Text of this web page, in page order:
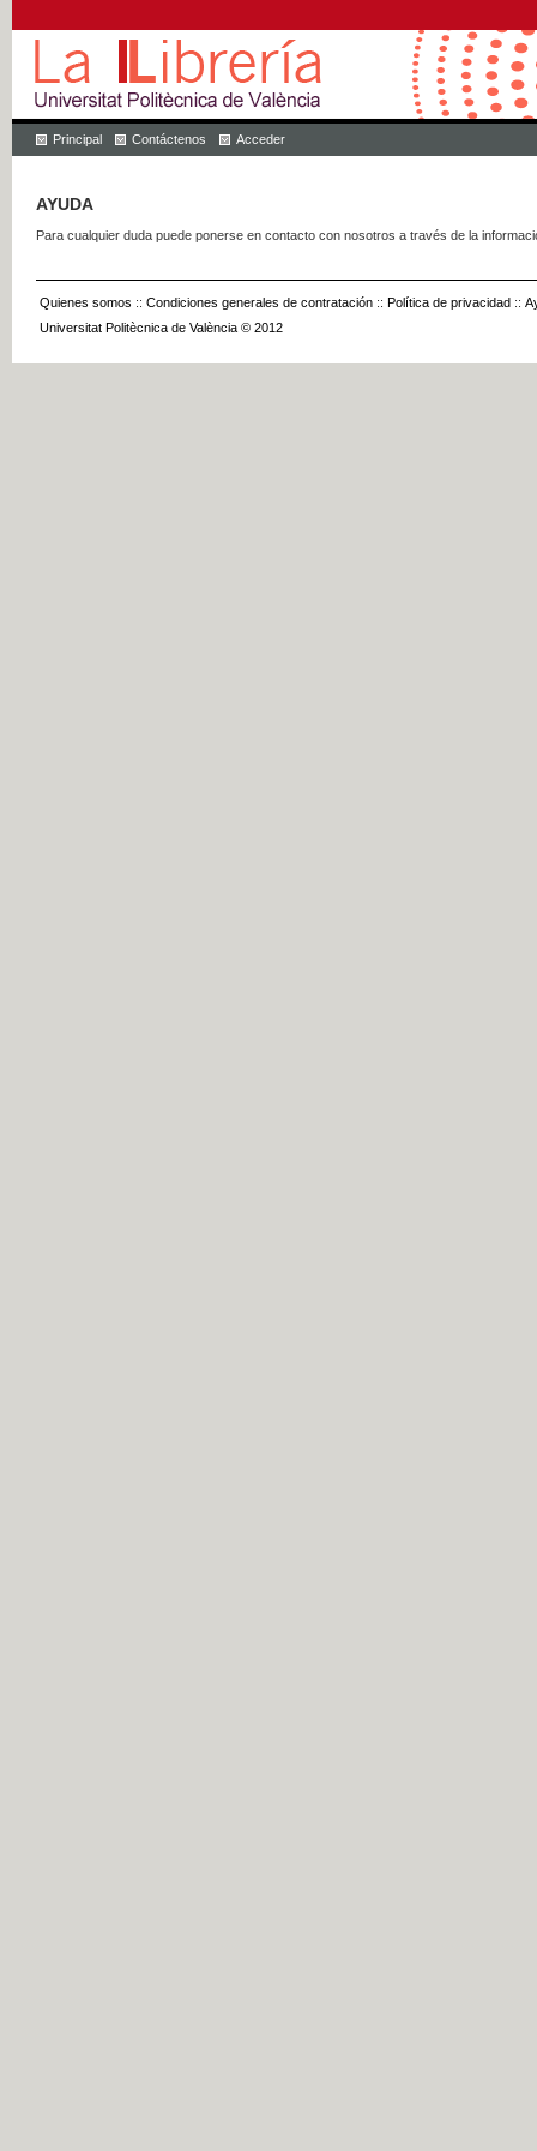
Principal Contáctenos Acceder
AYUDA
Para cualquier duda puede ponerse en contacto con nosotros a través de la
Quienes somos :: Condiciones generales de contratación :: Política de privacidad ::
Universitat Politècnica de València © 2012